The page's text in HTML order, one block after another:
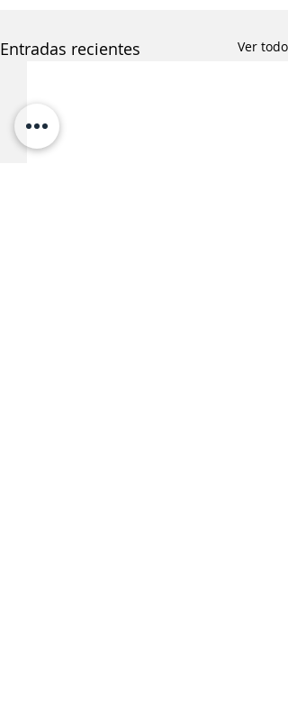
Entradas recientes Ver todo